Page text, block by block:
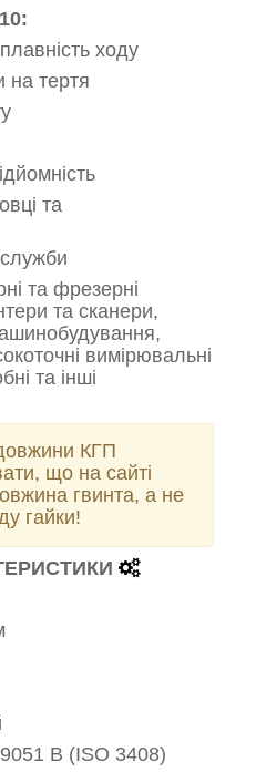
ходу
на тертя
та
та фрезерні
та сканери,
вимірювальні
та інші
КГП
що на сайті
гвинта, а не
гайки!
B (ISO 3408)